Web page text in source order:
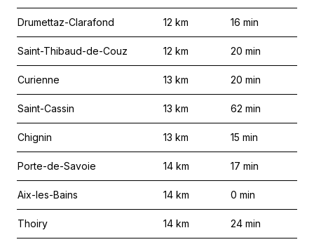
Drumettaz-Clarafond 12 km 16 min
Saint-Thibaud-de-Couz 12 km 20 min
Curienne 13 km 20 min
Saint-Cassin 13 km 62 min
Chignin 13 km 15 min
Porte-de-Savoie 14 km 17 min
Aix-les-Bains 14 km 0 min
Thoiry 14 km 24 min